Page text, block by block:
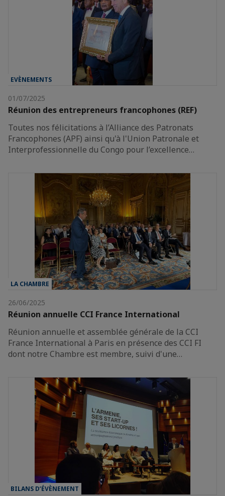
EVÈNEMENTS
01/07/2025
Réunion des entrepreneurs francophones (REF)
Toutes nos félicitations à l’Alliance des Patronats
Francophones (APF) ainsi qu'à l'Union Patronale et
Interprofessionnelle du Congo pour l’excellence…
LA CHAMBRE
26/06/2025
Réunion annuelle CCI France International
Réunion annuelle et assemblée générale de la CCI
France International à Paris en présence des CCI FI
dont notre Chambre est membre, suivi d'une…
BILANS D’ÉVÈNEMENT